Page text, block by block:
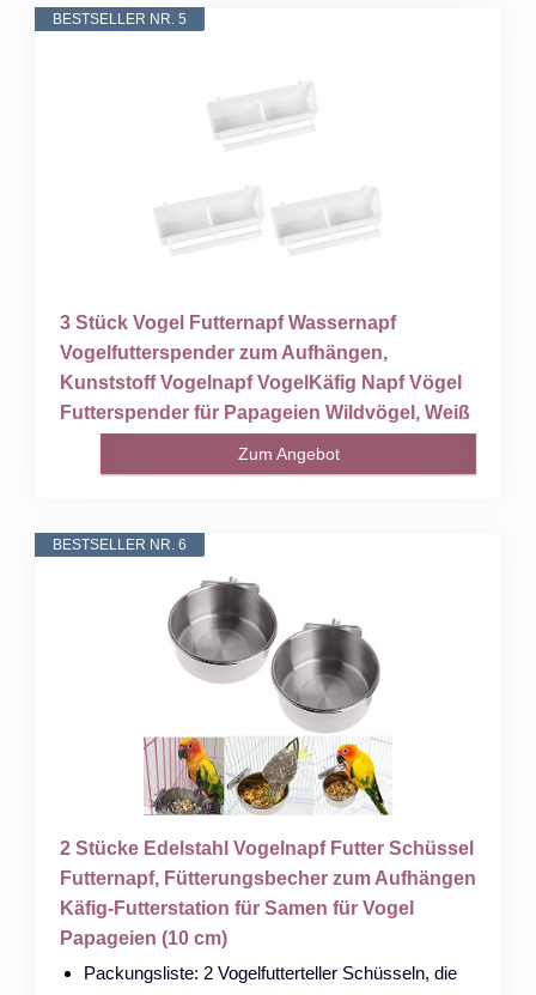
BESTSELLER NR. 5
3 Stück Vogel Futternapf Wassernapf
Vogelfutterspender zum Aufhängen,
Kunststoff Vogelnapf VogelKäfig Napf Vögel
Futterspender für Papageien Wildvögel, Weiß
Zum Angebot
BESTSELLER NR. 6
2 Stücke Edelstahl Vogelnapf Futter Schüssel
Futternapf, Fütterungsbecher zum Aufhängen
Käfig-Futterstation für Samen für Vogel
Papageien (10 cm)
Packungsliste: 2 Vogelfutterteller Schüsseln, die